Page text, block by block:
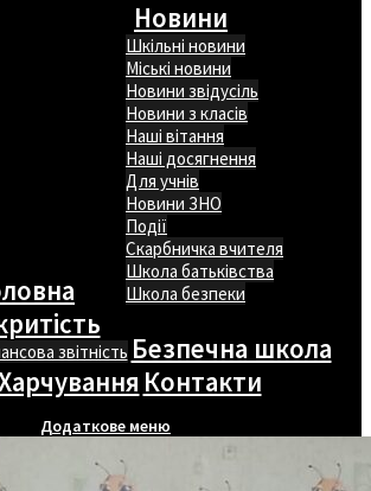
Новини
Шкільні новини
Міські новини
Новини звідусіль
Новини з класів
Наші вітання
Наші досягнення
Для учнів
Новини ЗНО
Події
Скарбничка вчителя
Школа батьківства
Школа безпеки
звітність Безпечна школа
Контакти
Додаткове меню